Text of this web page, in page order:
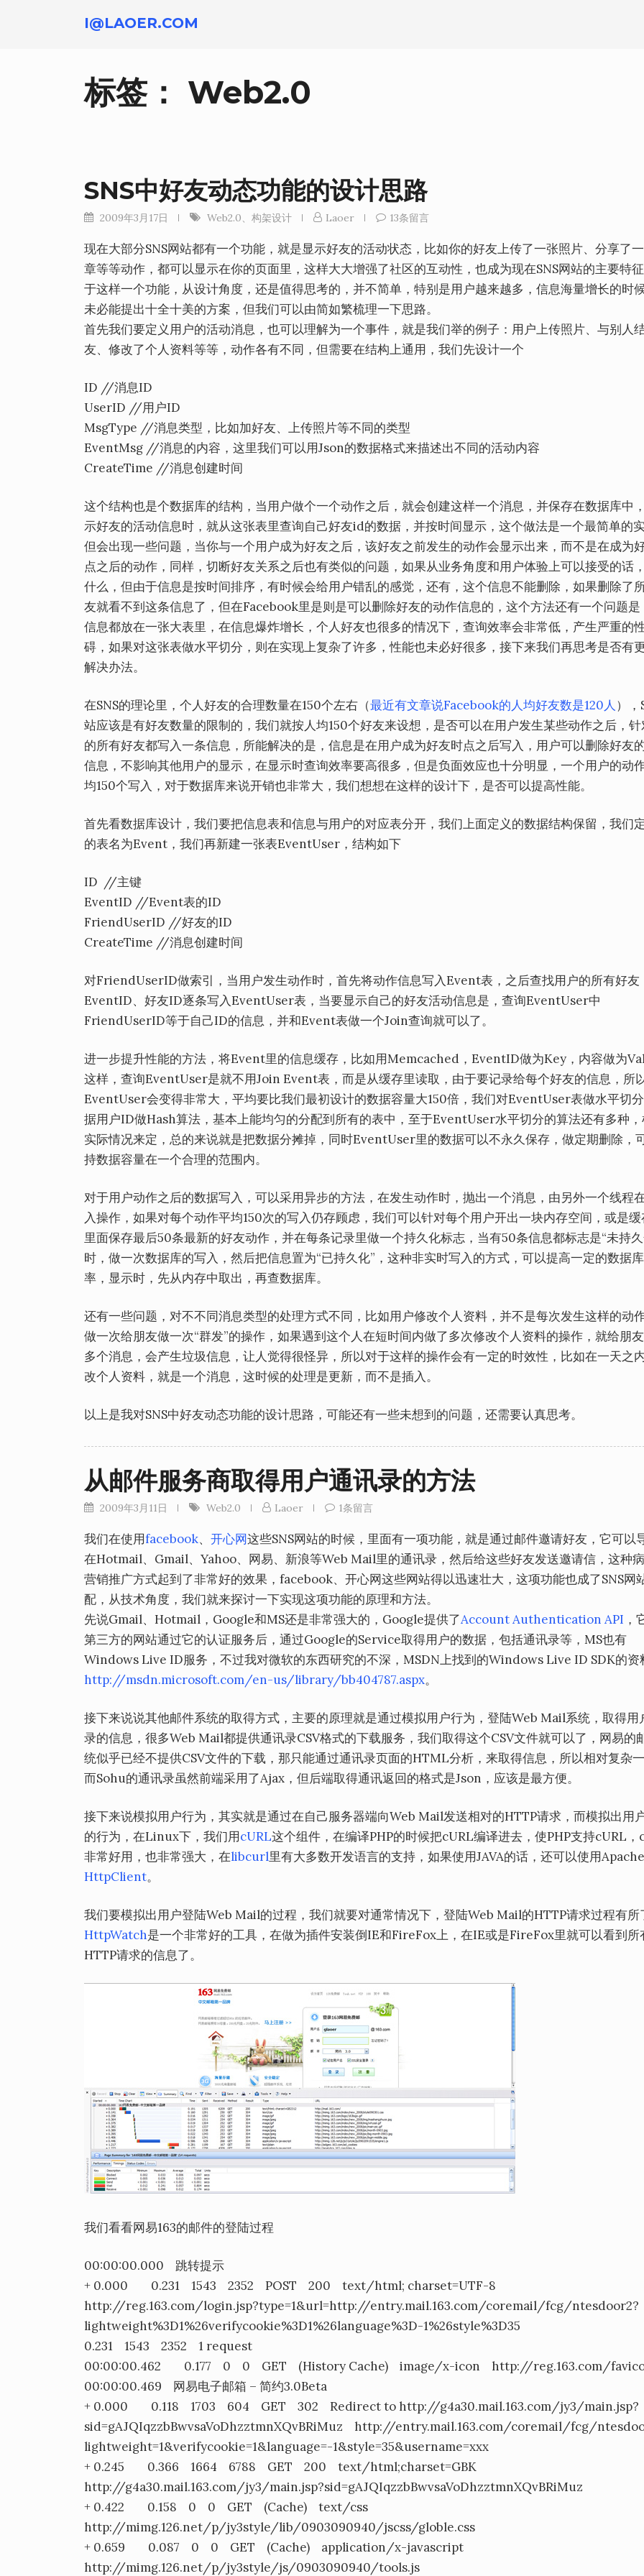
I@LAOER.COM
标签： Web2.0
SNS中好友动态功能的设计思路
2009年3月17日 Web2.0、 构架设计 Laoer 13条留言
现在大部分SNS网站都有一个功能，就是显示好友的活动状态，比如你的好友上传了一张照片、分享了
章等等动作，都可以显示在你的页面里，这样大大增强了社区的互动性，也成为现在SNS网站的主要特
于这样一个功能，从设计角度，还是值得思考的，并不简单，特别是用户越来越多，信息海量增长的时
未必能提出十全十美的方案，但我们可以由简如繁梳理一下思路。
首先我们要定义用户的活动消息，也可以理解为一个事件，就是我们举的例子：用户上传照片、与别人
友、修改了个人资料等等，动作各有不同，但需要在结构上通用，我们先设计一个
ID //消息ID
UserID //用户ID
MsgType //消息类型，比如加好友、上传照片等不同的类型
EventMsg //消息的内容，这里我们可以用Json的数据格式来描述出不同的活动内容
CreateTime //消息创建时间
这个结构也是个数据库的结构，当用户做个一个动作之后，就会创建这样一个消息，并保存在数据库中
示好友的活动信息时，就从这张表里查询自己好友id的数据，并按时间显示，这个做法是一个最简单的
但会出现一些问题，当你与一个用户成为好友之后，该好友之前发生的动作会显示出来，而不是在成为
点之后的动作，同样，切断好友关系之后也有类似的问题，如果从业务角度和用户体验上可以接受的话
什么，但由于信息是按时间排序，有时候会给用户错乱的感觉，还有，这个信息不能删除，如果删除了
友就看不到这条信息了，但在Facebook里是则是可以删除好友的动作信息的，这个方法还有一个问题是
信息都放在一张大表里，在信息爆炸增长，个人好友也很多的情况下，查询效率会非常低，产生严重的
碍，如果对这张表做水平切分，则在实现上复杂了许多，性能也未必好很多，接下来我们再思考是否有
解决办法。
在SNS的理论里，个人好友的合理数量在150个左右（最近有文章说Facebook的人均好友数是120人 ），
站应该是有好友数量的限制的，我们就按人均150个好友来设想，是否可以在用户发生某些动作之后，
的所有好友都写入一条信息，所能解决的是，信息是在用户成为好友时点之后写入，用户可以删除好友
信息，不影响其他用户的显示，在显示时查询效率要高很多，但是负面效应也十分明显，一个用户的动
均150个写入，对于数据库来说开销也非常大，我们想想在这样的设计下，是否可以提高性能。
首先看数据库设计，我们要把信息表和信息与用户的对应表分开，我们上面定义的数据结构保留，我们
的表名为Event，我们再新建一张表EventUser，结构如下
ID //主键
EventID //Event表的ID
FriendUserID //好友的ID
CreateTime //消息创建时间
对FriendUserID做索引，当用户发生动作时，首先将动作信息写入Event表，之后查找用户的所有好友
EventID、好友ID逐条写入EventUser表，当要显示自己的好友活动信息是，查询EventUser中
FriendUserID等于自己ID的信息，并和Event表做一个Join查询就可以了。
进一步提升性能的方法，将Event里的信息缓存，比如用Memcached，EventID做为Key，内容做为
这样，查询EventUser是就不用Join Event表，而是从缓存里读取，由于要记录给每个好友的信息，所
EventUser会变得非常大，平均要比我们最初设计的数据容量大150倍，我们对EventUser表做水平切
据用户ID做Hash算法，基本上能均匀的分配到所有的表中，至于EventUser水平切分的算法还有多种
实际情况来定，总的来说就是把数据分摊掉，同时EventUser里的数据可以不永久保存，做定期删除，
持数据容量在一个合理的范围内。
对于用户动作之后的数据写入，可以采用异步的方法，在发生动作时，抛出一个消息，由另外一个线程
入操作，如果对每个动作平均150次的写入仍存顾虑，我们可以针对每个用户开出一块内存空间，或是
里面保存最后50条最新的好友动作，并在每条记录里做一个持久化标志，当有50条信息都标志是“未持
时，做一次数据库的写入，然后把信息置为“已持久化”，这种非实时写入的方式，可以提高一定的数据
率，显示时，先从内存中取出，再查数据库。
还有一些问题，对不不同消息类型的处理方式不同，比如用户修改个人资料，并不是每次发生这样的动
做一次给朋友做一次“群发”的操作，如果遇到这个人在短时间内做了多次修改个人资料的操作，就给朋
多个消息，会产生垃圾信息，让人觉得很怪异，所以对于这样的操作会有一定的时效性，比如在一天之
改个人资料，就是一个消息，这时候的处理是更新，而不是插入。
以上是我对SNS中好友动态功能的设计思路，可能还有一些未想到的问题，还需要认真思考。
从邮件服务商取得用户通讯录的方法
2009年3月11日 Web2.0 Laoer 1条留言
我们在使用facebook、 开心网这些SNS网站的时候，里面有一项功能，就是通过邮件邀请好友，它可以
在Hotmail、Gmail、Yahoo、网易、新浪等Web Mail里的通讯录，然后给这些好友发送邀请信，这种
营销推广方式起到了非常好的效果，facebook、开心网这些网站得以迅速壮大，这项功能也成了SNS网
配，从技术角度，我们就来探讨一下实现这项功能的原理和方法。
先说Gmail、Hotmail，Google和MS还是非常强大的，Google提供了Account Authentication API ，
第三方的网站通过它的认证服务后，通过Google的Service取得用户的数据，包括通讯录等，MS也有
Windows Live ID服务，不过我对微软的东西研究的不深，MSDN上找到的Windows Live ID SDK的资
http://msdn.microsoft.com/en-us/library/bb404787.aspx。
接下来说说其他邮件系统的取得方式，主要的原理就是通过模拟用户行为，登陆Web Mail系统，取得用
录的信息，很多Web Mail都提供通讯录CSV格式的下载服务，我们取得这个CSV文件就可以了，网易的
统似乎已经不提供CSV文件的下载，那只能通过通讯录页面的HTML分析，来取得信息，所以相对复杂
而Sohu的通讯录虽然前端采用了Ajax，但后端取得通讯返回的格式是Json，应该是最方便。
接下来说模拟用户行为，其实就是通过在自己服务器端向Web Mail发送相对的HTTP请求，而模拟出用
的行为，在Linux下，我们用cURL这个组件，在编译PHP的时候把cURL编译进去，使PHP支持cURL，
非常好用，也非常强大，在libcurl里有大多数开发语言的支持，如果使用JAVA的话，还可以使用
HttpClient。
我们要模拟出用户登陆Web Mail的过程，我们就要对通常情况下，登陆Web Mail的HTTP请求过程有所
HttpWatch是一个非常好的工具，在做为插件安装倒IE和FireFox上，在IE或是FireFox里就可以看到所
HTTP请求的信息了。
我们看看网易163的邮件的登陆过程
00:00:00.000 跳转提示
+ 0.000 0.231 1543 2352 POST 200 text/html; charset=UTF-8
http://reg.163.com/login.jsp?type=1&url=http://entry.mail.163.com/coremail/fcg/ntesdoor2?
lightweight%3D1%26verifycookie%3D1%26language%3D-1%26style%3D35
0.231 1543 2352 1 request
00:00:00.462 0.177 0 0 GET (History Cache) image/x-icon http://reg.163.com/
00:00:00.469 网易电子邮箱 – 简约3.0Beta
+ 0.000 0.118 1703 604 GET 302 Redirect to http://g4a30.mail.163.com/jy3/main.jsp?
sid=gAJQIqzzbBwvsaVoDhzztmnXQvBRiMuz http://entry.mail.163.com/coremail/fcg/
lightweight=1&verifycookie=1&language=-1&style=35&username=xxx
+ 0.245 0.366 1664 6788 GET 200 text/html;charset=GBK
http://g4a30.mail.163.com/jy3/main.jsp?sid=gAJQIqzzbBwvsaVoDhzztmnXQvBRiMuz
+ 0.422 0.158 0 0 GET (Cache) text/css
http://mimg.126.net/p/jy3style/lib/0903090940/jscss/globle.css
+ 0.659 0.087 0 0 GET (Cache) application/x-javascript
http://mimg.126.net/p/jy3style/js/0903090940/tools.js